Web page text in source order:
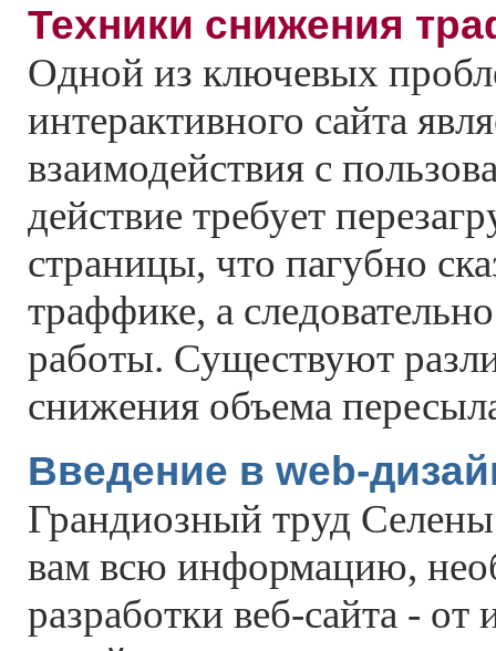
Техники снижения
Одной из ключевых
интерактивного сайта
взаимодействия с
действие требует
страницы, что пагубно
траффике, а
работы. Существуют
снижения объема
Введение в web-
Грандиозный труд
вам всю информацию,
разработки веб-сайта - от